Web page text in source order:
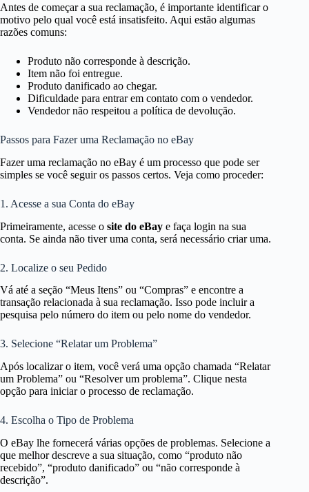
Antes de começar a sua reclamação, é importante identificar o
motivo pelo qual você está insatisfeito. Aqui estão algumas
razões comuns:
Produto não corresponde à descrição.
Item não foi entregue.
Produto danificado ao chegar.
Dificuldade para entrar em contato com o vendedor.
Vendedor não respeitou a política de devolução.
Passos para Fazer uma Reclamação no eBay
Fazer uma reclamação no eBay é um processo que pode ser
simples se você seguir os passos certos. Veja como proceder:
1. Acesse a sua Conta do eBay
Primeiramente, acesse o site do eBay e faça login na sua
conta. Se ainda não tiver uma conta, será necessário criar uma.
2. Localize o seu Pedido
Vá até a seção “Meus Itens” ou “Compras” e encontre a
transação relacionada à sua reclamação. Isso pode incluir a
pesquisa pelo número do item ou pelo nome do vendedor.
3. Selecione “Relatar um Problema”
Após localizar o item, você verá uma opção chamada “Relatar
um Problema” ou “Resolver um problema”. Clique nesta
opção para iniciar o processo de reclamação.
4. Escolha o Tipo de Problema
O eBay lhe fornecerá várias opções de problemas. Selecione a
que melhor descreve a sua situação, como “produto não
recebido”, “produto danificado” ou “não corresponde à
descrição”.